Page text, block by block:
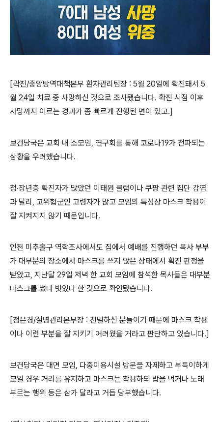
[곽진/중앙방역대책본부 환자관리팀장 : 5월 20일에 확진돼서 5
월 24일 치료 중 사망하신 것으로 조사됐습니다. 확진 시점 이후
사망까지 이르는 경과가 좀 빠르게 진행된 면이 있고.]
보건당국은 교회 내 소모임, 연구회를 통해 코로나19가 전파되는
상황을 우려했습니다.
청·장년층 확진자가 많았던 이태원 클럽이나 쿠팡 관련 집단 감염
과 달리, 고위험군인 고령자가 많고 모임의 특성상 마스크 착용이
잘 지켜지지 않기 때문입니다.
인천 미추홀구 역학조사에서도 집에서 예배를 진행하던 목사 부부
가 대부분의 장소에서 마스크를 쓰지 않은 상태에서 확진 판정을
받았고, 지난달 29일 저녁 한 교회 모임에 참석한 목사들은 대부분
마스크를 썼다 벗었다 한 것으로 확인됐습니다.
[정은경/질병관리본부장 : 친밀하신 분들이기 때문에 마스크 착용
이나 이런 부분을 잘 지키기 어려웠을 거라고 판단하고 있습니다.]
보건당국은 대면 모임, 다중이용시설 방문을 자제하고 부득이하게
모일 경우 거리를 유지하고 마스크는 착용하되 밥을 먹거나 노래
부르는 행위 등은 삼가 달라고 거듭 당부했습니다.